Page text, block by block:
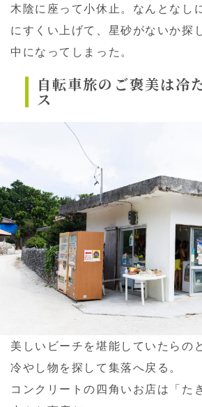
木陰に座って小休止。なんとなし
にすくい上げて、星砂がないか探
中になってしまった。
自転車旅のご褒美は冷
ス
美しいビーチを堪能していたらの
冷やし物を探して集落へ戻る。
コンクリートの四角いお店は「た